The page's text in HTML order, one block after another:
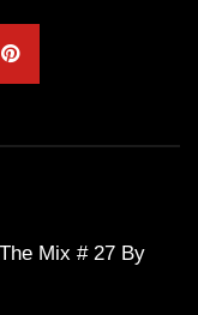
Mix # 27 By